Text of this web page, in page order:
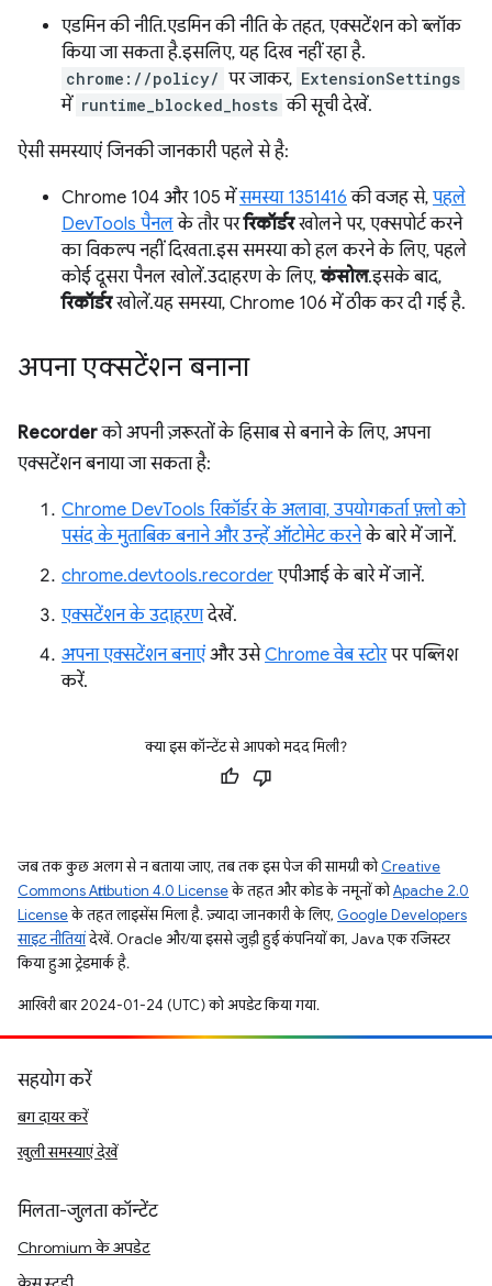
एडमिन की नीति. एडमिन की नीति के तहत, एक्सटेंशन को ब्लॉक
किया जा सकता है. इसलिए, यह दिख नहीं रहा है.
chrome://policy/ पर जाकर, ExtensionSettings
में runtime_blocked_hosts की सूची देखें.
ऐसी समस्याएं जिनकी जानकारी पहले से है:
Chrome 104 और 105 मेंसमस्या 1351416 की वजह से, पहले
DevTools पैनलके तौर पररिकॉर्डरखोलने पर, एक्सपोर्ट करने
का विकल्प नहीं दिखता. इस समस्या को हल करने के लिए, पहले
कोई दूसरा पैनल खोलें. उदाहरण के लिए,कंसोल. इसके बाद,
रिकॉर्डरखोलें. यह समस्या, Chrome 106 में ठीक कर दी गई है.
अपना एक्सटेंशन बनाना
Recorderको अपनी ज़रूरतों के हिसाब से बनाने के लिए, अपना
एक्सटेंशन बनाया जा सकता है:
Chrome DevTools रिकॉर्डर के अलावा, उपयोगकर्ता फ़्लो को
पसंद के मुताबिक बनाने और उन्हें ऑटोमेट करनेके बारे में जानें.
chrome.devtools.recorder एपीआई के बारे में जानें.
एक्सटेंशन के उदाहरणदेखें.
अपना एक्सटेंशन बनाएंऔर उसेChrome वेब स्टोरपर पब्लिश
करें.
क्या इस कॉन्टेंट से आपको मदद मिली?
जब तक कुछ अलग से न बताया जाए, तब तक इस पेज की सामग्री कोCreative
Commons Attribution 4.0 Licenseके तहत और कोड के नमूनों कोApache 2.0
Licenseके तहत लाइसेंस मिला है. ज़्यादा जानकारी के लिए, Google Developers
साइट नीतियांदेखें. Oracle और/या इससे जुड़ी हुई कंपनियों का, Java एक रजिस्टर
किया हुआ ट्रेडमार्क है.
आखिरी बार 2024-01-24 (UTC) को अपडेट किया गया.
सहयोग करें
बग दायर करें
खुली समस्याएं देखें
मिलता-जुलता कॉन्टेंट
Chromium के अपडेट